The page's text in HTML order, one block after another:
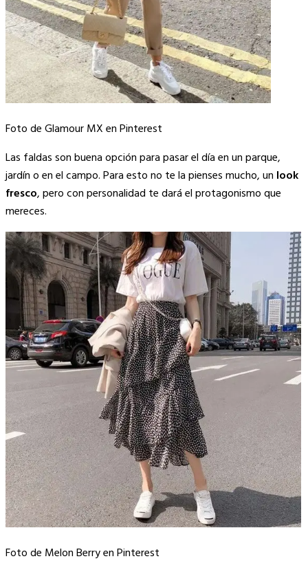
Foto de Glamour MX en Pinterest
Las faldas son buena opción para pasar el día en un parque,
jardín o en el campo. Para esto no te la pienses mucho, un look
fresco, pero con personalidad te dará el protagonismo que
mereces.
Foto de Melon Berry en Pinterest